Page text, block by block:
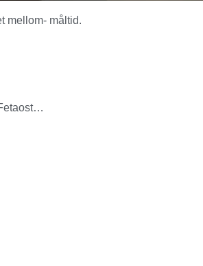
mellom- måltid.